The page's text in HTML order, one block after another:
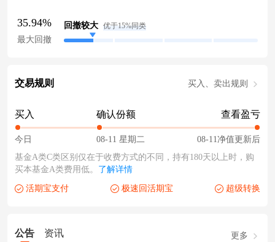
35.94%
最大回撤
回撤较大 优于15%同类
交易规则 买入、卖出规则
买入
今日
确认份额
08-11 星期二
查看盈亏
08-11净值更新后
基金A类C类区别仅在于收费方式的不同，持有180天以上时，购
买本基金A类费用低。 了解详情
活期宝支付 极速回活期宝 超级转换
公告 资讯 更多